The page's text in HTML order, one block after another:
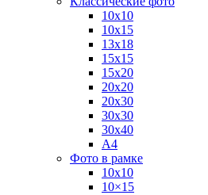
10х10
10х15
13х18
15х15
15х20
20х20
20х30
30х30
30х40
А4
Фото в рамке
10х10
10×15